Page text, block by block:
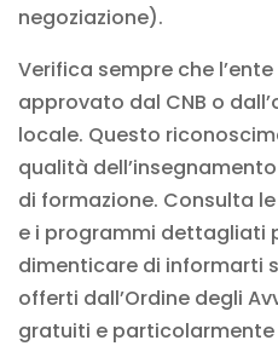
negoziazione).
Verifica sempre che
approvato dal CNB o
locale. Questo
qualità
di formazione. Consulta
e i programmi dettagliati
dimenticare di informarti
offerti dall’Ordine degli
gratuiti e